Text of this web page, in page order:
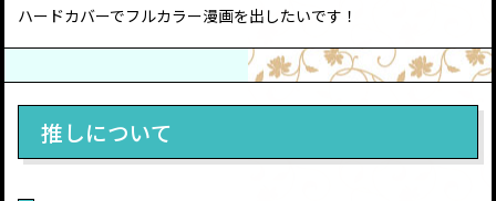
ハードカバーでフルカラー漫画を出したいです！
推しについて